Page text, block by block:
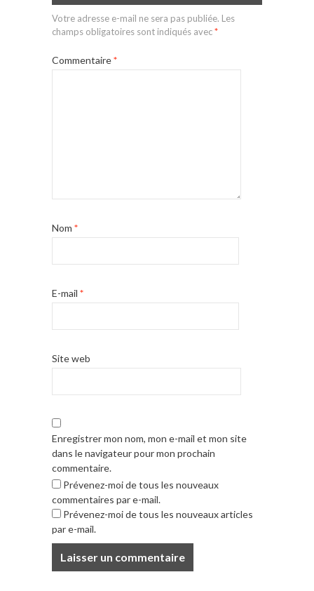
Votre adresse e-mail ne sera pas publiée. Les
champs obligatoires sont indiqués avec*
Commentaire*
Nom *
E-mail *
Site web
Enregistrer mon nom, mon e-mail et mon site
dans le navigateur pour mon prochain
commentaire.
Prévenez-moi de tous les nouveaux
commentaires par e-mail.
Prévenez-moi de tous les nouveaux articles
par e-mail.